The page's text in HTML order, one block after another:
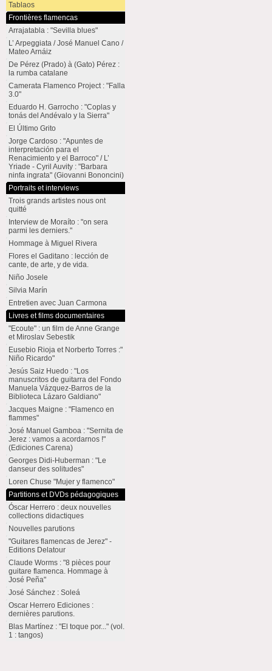
Tablaos
Frontières flamencas
Arrajatabla : "Sevilla blues"
L’ Arpeggiata / José Manuel Cano /
Mateo Arnáiz
De Pérez (Prado) à (Gato) Pérez :
la rumba catalane
Camerata Flamenco Project : "Falla
3.0"
Eduardo H. Garrocho : "Coplas y
tonás del Andévalo y la Sierra"
El Último Grito
Jorge Cardoso : "Apuntes de
interpretación para el
Renacimiento y el Barroco" / L’
Yriade - Cyril Auvity : "Barbara
ninfa ingrata" (Giovanni Bononcini)
Portraits et interviews
Trois grands artistes nous ont
quitté
Interview de Moraíto : "on sera
parmi les derniers."
Hommage à Miguel Rivera
Flores el Gaditano : lección de
cante, de arte, y de vida.
Niño Josele
Silvia Marín
Entretien avec Juan Carmona
Livres et films documentaires
"Ecoute" : un film de Anne Grange
et Miroslav Sebestik
Eusebio Rioja et Norberto Torres :"
Niño Ricardo"
Jesús Saiz Huedo : "Los
manuscritos de guitarra del Fondo
Manuela Vázquez-Barros de la
Biblioteca Lázaro Galdiano"
Jacques Maigne : "Flamenco en
flammes"
José Manuel Gamboa : "Sernita de
Jerez : vamos a acordarnos !"
(Ediciones Carena)
Georges Didi-Huberman : "Le
danseur des solitudes"
Loren Chuse "Mujer y flamenco"
Partitions et DVDs pédagogiques
Óscar Herrero : deux nouvelles
collections didactiques
Nouvelles parutions
"Guitares flamencas de Jerez" -
Editions Delatour
Claude Worms : "8 pièces pour
guitare flamenca. Hommage à
José Peña"
José Sánchez : Soleá
Oscar Herrero Ediciones :
dernières parutions.
Blas Martínez : "El toque por..." (vol.
1 : tangos)